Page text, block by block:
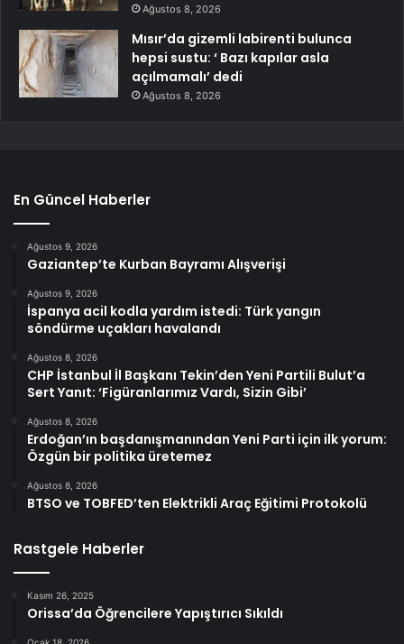
Ağustos 8, 2026
Mısır’da gizemli labirenti bulunca
hepsi sustu: ‘ Bazı kapılar asla
açılmamalı’ dedi
Ağustos 8, 2026
En Güncel Haberler
Ağustos 9, 2026
Gaziantep’te Kurban Bayramı Alışverişi
Ağustos 9, 2026
İspanya acil kodla yardım istedi: Türk yangın
söndürme uçakları havalandı
Ağustos 8, 2026
CHP İstanbul İl Başkanı Tekin’den Yeni Partili Bulut’a
Sert Yanıt: ‘Figüranlarımız Vardı, Sizin Gibi’
Ağustos 8, 2026
Erdoğan’ın başdanışmanından Yeni Parti için ilk yorum:
Özgün bir politika üretemez
Ağustos 8, 2026
BTSO ve TOBFED’ten Elektrikli Araç Eğitimi Protokolü
Rastgele Haberler
Kasım 26, 2025
Orissa’da Öğrencilere Yapıştırıcı Sıkıldı
Ocak 18, 2026